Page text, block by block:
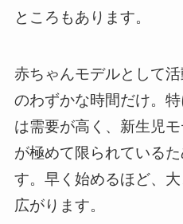
ところもあります。
赤ちゃんモデルとして
のわずかな時間だけ。
は需要が高く、新生児
が極めて限られている
す。早く始めるほど、
広がります。